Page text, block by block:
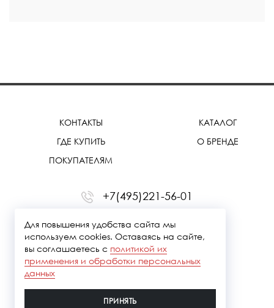
КОНТАКТЫ
ГДЕ КУПИТЬ
ПОКУПАТЕЛЯМ
КАТАЛОГ
О БРЕНДЕ
+7(495)221-56-01
office@treemmerussia.ru
Для повышения удобства сайта мы
используем cookies. Оставаясь на сайте,
вы соглашаетесь с политикой их
применения и обработки персональных
данных
ПРИНЯТЬ